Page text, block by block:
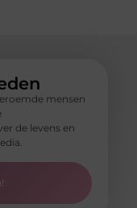
mensen
de levens en